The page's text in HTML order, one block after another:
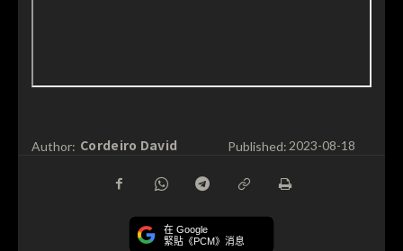
Author: Cordeiro David Published:2023-08-18
在 Google
緊貼《PCM》消息